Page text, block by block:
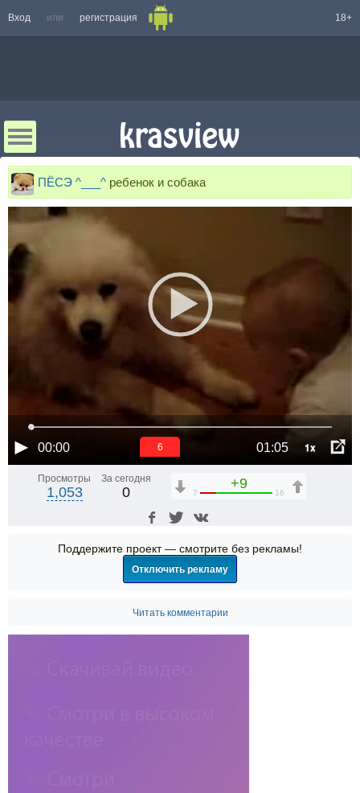
Вход или регистрация 18+
ПЁСЭ ^___^ ребенок и собака
00:00 01:05 1x
5
Просмотры
1,053
За сегодня
0
+9
7 16
Поддержите проект — смотрите без рекламы!
Отключить рекламу
Читать комментарии